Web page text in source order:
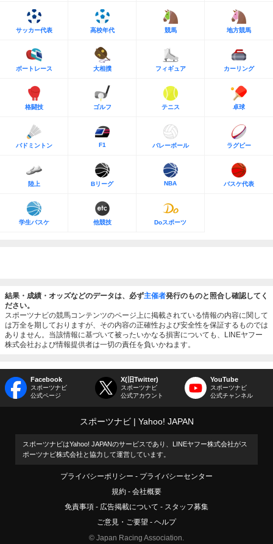
サッカー代表 高校年代 競馬 地方競馬
ボートレース 大相撲 フィギュア カーリング
格闘技 ゴルフ テニス 卓球
バドミントン F1 バレーボール ラグビー
陸上 Bリーグ NBA バスケ代表
学生バスケ 他競技 Doスポーツ
結果・成績・オッズなどのデータは、必ず主催者発行のものと照合し確認してく
ださい。
スポーツナビの競馬コンテンツのページ上に掲載されている情報の内容に関して
は万全を期しておりますが、その内容の正確性および安全性を保証するものでは
ありません。当該情報に基づいて被ったいかなる損害についても、LINEヤフー
株式会社および情報提供者は一切の責任を負いかねます。
Facebook
スポーツナビ
公式ページ
X(旧Twitter)
スポーツナビ
公式アカウント
YouTube
スポーツナビ
公式チャンネル
スポーツナビ Yahoo! JAPAN
スポーツナビはYahoo! JAPANのサービスであり、LINEヤフー株式会社がス
ポーツナビ株式会社と協力して運営しています。
プライバシーポリシー
プライバシーセンター
規約
会社概要
免責事項
広告掲載について
スタッフ募集
ご意見・ご要望
ヘルプ
© Japan Racing Association.